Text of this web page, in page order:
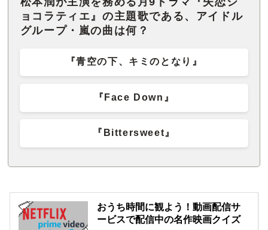
ョコラティエ』の主題歌である、アイドル
グループ・嵐の曲は何？
『青空の下、キミのとなり』
『Face Down』
『Bittersweet』
おうち時間に観よう！動画配信サ
ービスで配信中の名作映画クイズ